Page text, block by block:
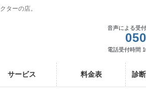
ターの店。
音声による受
電話受付時間
サービス 料金表 診